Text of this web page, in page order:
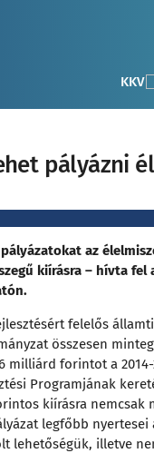
KKV
pályázni
az
kiírásra – hívta fel
felelős
összesen
milliárd forintot a
Programjának
kiírásra nemcsak
legfőbb
lehetőségük, illetve